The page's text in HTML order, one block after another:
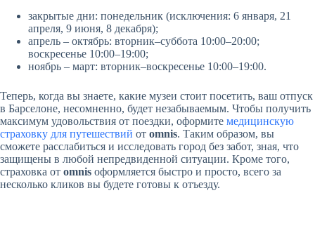
закрытые дни: понедельник (исключения: 6 января, 21
апреля, 9 июня, 8 декабря);
апрель – октябрь: вторник–суббота 10:00–20:00;
воскресенье 10:00–19:00;
ноябрь – март: вторник–воскресенье 10:00–19:00.
Теперь, когда вы знаете, какие музеи стоит посетить, ваш отпуск
в Барселоне, несомненно, будет незабываемым. Чтобы получить
максимум удовольствия от поездки, оформите медицинскую
страховку для путешествий от omnis. Таким образом, вы
сможете расслабиться и исследовать город без забот, зная, что
защищены в любой непредвиденной ситуации. Кроме того,
страховка от omnis оформляется быстро и просто, всего за
несколько кликов вы будете готовы к отъезду.